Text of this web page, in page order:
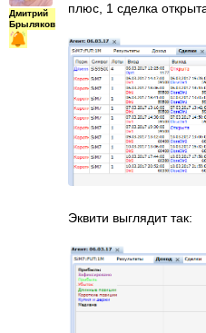
Дмитрий
Брыляков
плюс, 1 сделка
Эквити выглядит так: